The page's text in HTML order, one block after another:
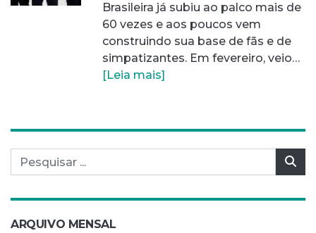
Brasileira já subiu ao palco mais de
60 vezes e aos poucos vem
construindo sua base de fãs e de
simpatizantes. Em fevereiro, veio…
[Leia mais]
Pesquisar por:
ARQUIVO MENSAL